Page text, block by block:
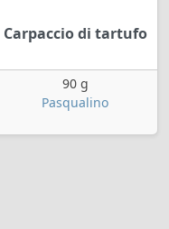
Carpaccio di tartufo
90 g
Pasqualino